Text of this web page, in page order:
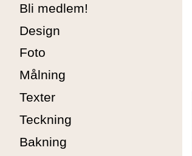
Bli medlem!
Design
Foto
Målning
Texter
Teckning
Bakning